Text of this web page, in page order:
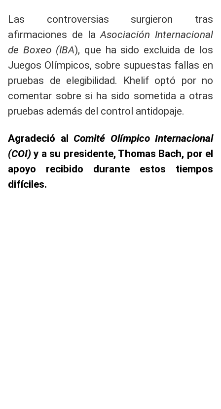
Las controversias surgieron tras
afirmaciones de laAsociación Internacional
de Boxeo (IBA), que ha sido excluida de los
Juegos Olímpicos, sobre supuestas fallas en
pruebas de elegibilidad. Khelif optó por no
comentar sobre si ha sido sometida a otras
pruebas además del control antidopaje.
Agradeció al Comité Olímpico Internacional
(COI) y a su presidente, Thomas Bach, por el
apoyo recibido durante estos tiempos
difíciles.